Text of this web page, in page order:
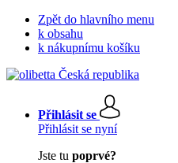
Zpět do hlavního menu
k obsahu
k nákupnímu košíku
Přihlásit se
Přihlásit se nyní
Jste tu poprvé?